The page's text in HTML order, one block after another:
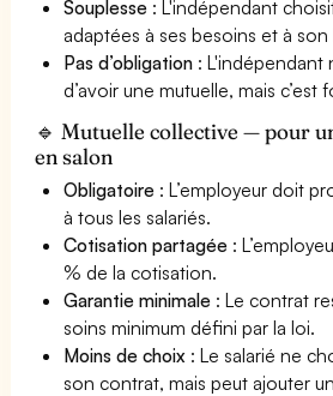
Souplesse : L'indépendant
adaptées à ses besoins et à
Pas d’obligation : L'indépendant
d’avoir une mutuelle, mais
🔹 Mutuelle collective — pour
en salon
Obligatoire : L’employeur doit
à tous les salariés.
Cotisation partagée :
% de la cotisation.
Garantie minimale : Le contrat
soins minimum défini par la loi.
Moins de choix : Le salarié ne
son contrat, mais peut ajouter